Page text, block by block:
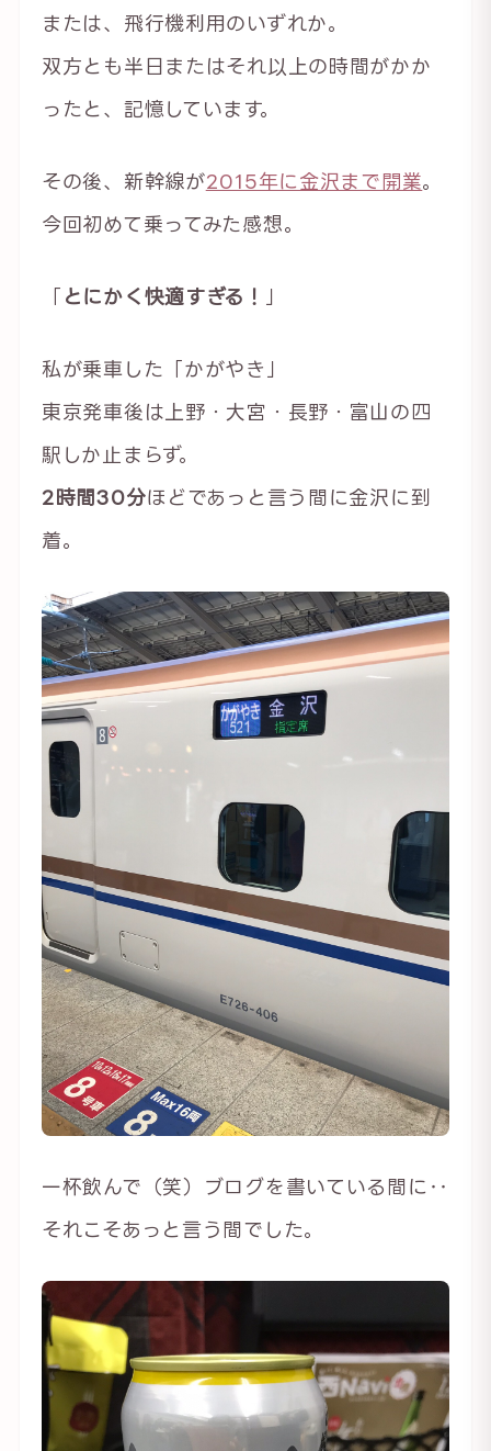
または、飛行機利用のいずれか。
双方とも半日またはそれ以上の時間がかか
ったと、記憶しています。
その後、新幹線が2015年に金沢まで開業。
今回初めて乗ってみた感想。
「 とにかく快適すぎる！ 」
私が乗車した「かがやき」
東京発車後は上野・大宮・長野・富山の四
駅しか止まらず。
2時間30分ほどであっと言う間に金沢に到
着。
一杯飲んで（笑）ブログを書いている間に‥
それこそあっと言う間でした。